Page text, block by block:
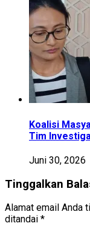
Koalisi
Tim
Juni 30, 2026
Tinggalkan
Alamat email Anda
ditandai *